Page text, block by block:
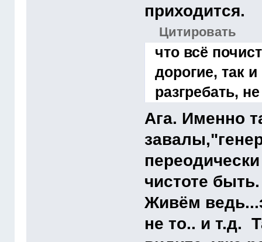
приходится.
Цитировать
что всё
дорогие, так
разгребать,
Ага. Именно
чистоте быть.
Живём
не то.. и т.д.